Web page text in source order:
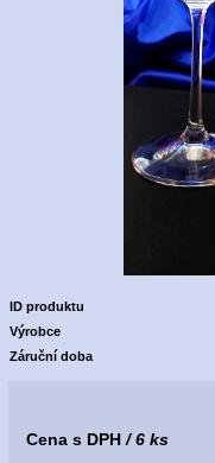
ID produktu
Výrobce
Záruční doba
Cena s DPH / 6 ks